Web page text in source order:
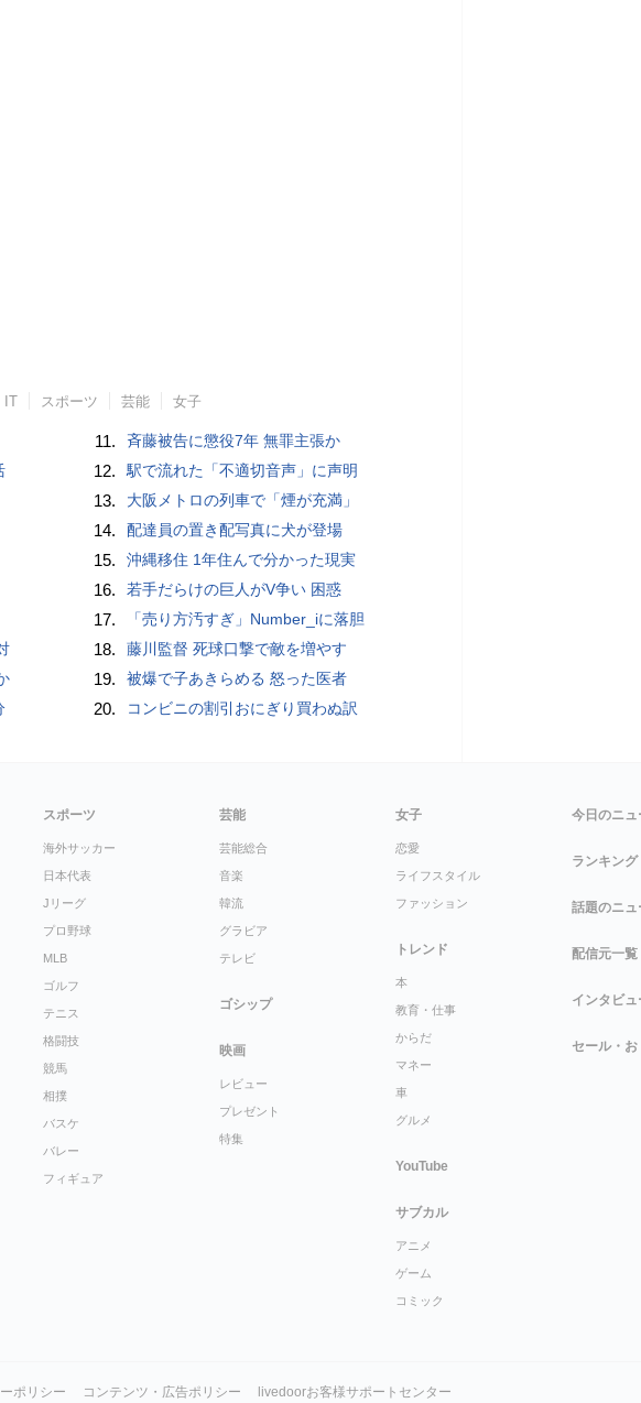
IT スポーツ 芸能 女子
11. 斉藤被告に懲役7年 無罪主張か
12. 駅で流れた「不適切音声」に声明
13. 大阪メトロの列車で「煙が充満」
14. 配達員の置き配写真に犬が登場
15. 沖縄移住 1年住んで分かった現実
16. 若手だらけの巨人がV争い 困惑
17. 「売り方汚すぎ」Number_iに落胆
18. 藤川監督 死球口撃で敵を増やす
19. 被爆で子あきらめる 怒った医者
20. コンビニの割引おにぎり買わぬ訳
スポーツ
海外サッカー
日本代表
Jリーグ
プロ野球
MLB
ゴルフ
テニス
格闘技
競馬
相撲
バスケ
バレー
フィギュア
芸能
芸能総合
音楽
韓流
グラビア
テレビ
ゴシップ
映画
レビュー
プレゼント
特集
女子
恋愛
ライフスタイル
ファッション
トレンド
本
教育・仕事
からだ
マネー
車
グルメ
YouTube
サブカル
アニメ
ゲーム
コミック
今日のニュ
ランキング
話題のニュ
配信元一覧
インタビュ
セール・お
ポリシー コンテンツ・広告ポリシー livedoorお客様サポートセンター